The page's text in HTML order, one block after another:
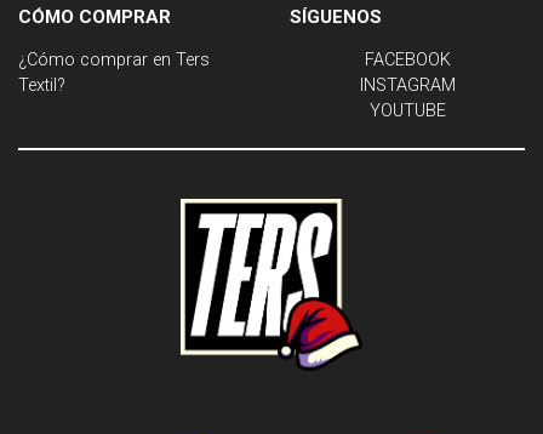
CÓMO COMPRAR
¿Cómo comprar en Ters
Textil?
SÍGUENOS
FACEBOOK
INSTAGRAM
YOUTUBE